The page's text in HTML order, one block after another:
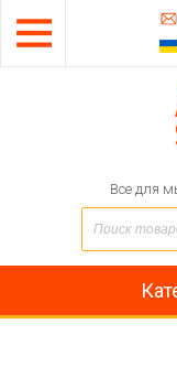
Все для